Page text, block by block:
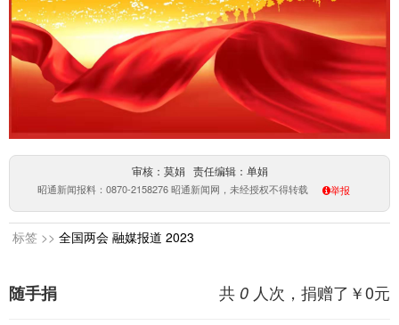
审核：莫娟 责任编辑：单娟
昭通新闻报料：0870-2158276 昭通新闻网，未经授权不得转载 举报
标签 >> 全国两会 融媒报道 2023
共 0 人次，捐赠了￥0元
随手捐